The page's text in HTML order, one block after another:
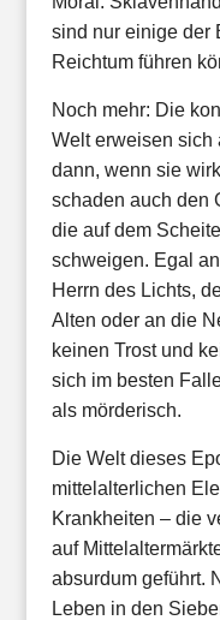
sind nur einige der
Reichtum führen
Noch mehr: Die
Welt erweisen sich
dann, wenn sie
schaden auch den
die auf dem
schweigen. Egal
Herrn des Lichts,
Alten oder an die
keinen Trost und
sich im besten
als mörderisch.
Die Welt dieses
mittelalterlichen
Krankheiten – die
auf
absurdum geführt.
Leben in den